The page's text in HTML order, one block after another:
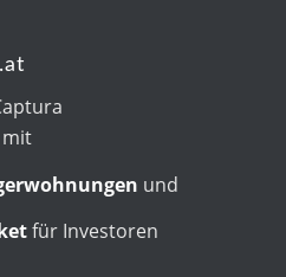
und
für Investoren